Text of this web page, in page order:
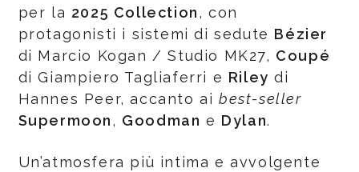
per la 2025 Collection, con
protagonisti i sistemi di sedute Bézier
di Marcio Kogan / Studio MK27, Coupé
di Giampiero Tagliaferri e Riley di
Hannes Peer, accanto ai best-seller
Supermoon, Goodman e Dylan.
Un’atmosfera più intima e avvolgente